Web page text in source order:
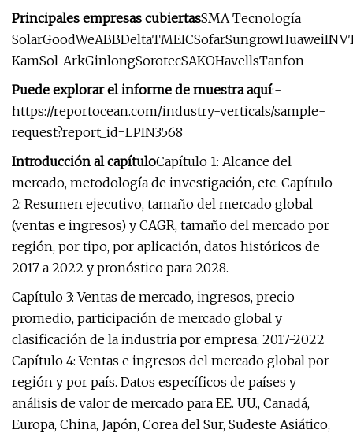
Principales empresas cubiertasSMA Tecnología
KamSol-ArkGinlongSorotecSAKOHavellsTanfon
Puede explorar el informe de muestra aquí:-
https://reportocean.com/industry-verticals/sample-
request?report_id=LPIN3568
Introducción al capítuloCapítulo 1: Alcance del
mercado, metodología de investigación, etc. Capítulo
2: Resumen ejecutivo, tamaño del mercado global
(ventas e ingresos) y CAGR, tamaño del mercado por
región, por tipo, por aplicación, datos históricos de
2017 a 2022 y pronóstico para 2028.
Capítulo 3: Ventas de mercado, ingresos, precio
promedio, participación de mercado global y
clasificación de la industria por empresa, 2017-2022
Capítulo 4: Ventas e ingresos del mercado global por
región y por país. Datos específicos de países y
análisis de valor de mercado para EE. UU., Canadá,
Europa, China, Japón, Corea del Sur, Sudeste Asiático,